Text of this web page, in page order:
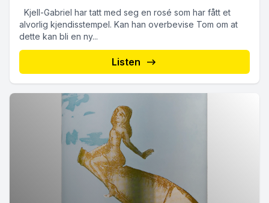
Kjell-Gabriel har tatt med seg en rosé som har fått et
alvorlig kjendisstempel. Kan han overbevise Tom om at
dette kan bli en ny...
Listen